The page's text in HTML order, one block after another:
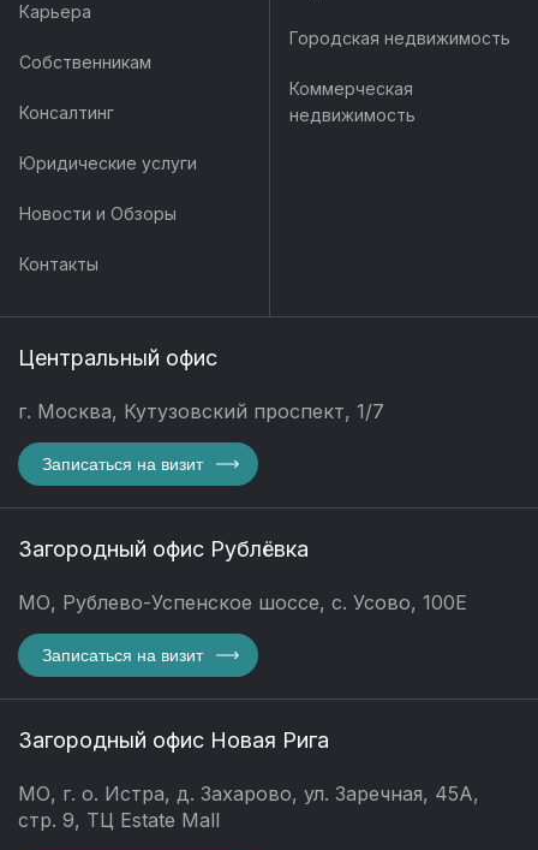
Карьера
Собственникам
Консалтинг
Юридические услуги
Новости и Обзоры
Контакты
Городская недвижимость
Коммерческая
недвижимость
Центральный офис
г. Москва, Кутузовский проспект, 1/7
Записаться на визит
Загородный офис Рублёвка
МО, Рублево-Успенское шоссе, с. Усово, 100Е
Записаться на визит
Загородный офис Новая Рига
МО, г. о. Истра, д. Захарово, ул. Заречная, 45А,
стр. 9, ТЦ Estate Mall